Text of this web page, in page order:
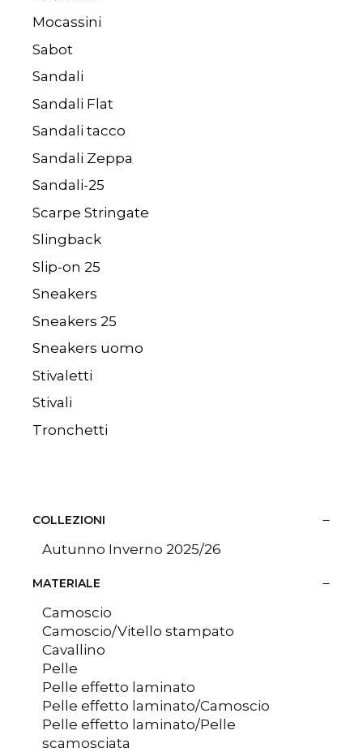
Mocassini
Sabot
Sandali
Sandali Flat
Sandali tacco
Sandali Zeppa
Sandali-25
Scarpe Stringate
Slingback
Slip-on 25
Sneakers
Sneakers 25
Sneakers uomo
Stivaletti
Stivali
Tronchetti
COLLEZIONI
Autunno Inverno 2025/26
MATERIALE
Camoscio
Camoscio/Vitello stampato
Cavallino
Pelle
Pelle effetto laminato
Pelle effetto laminato/Camoscio
Pelle effetto laminato/Pelle
scamosciata